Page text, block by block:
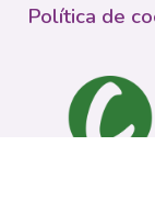
Política de